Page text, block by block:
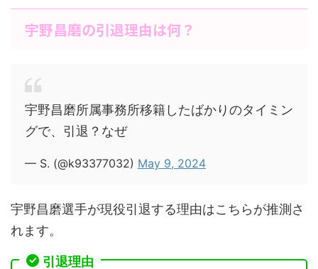
宇野昌磨の引退理由は何？
宇野昌磨所属事務所移籍したばかりのタイミン
グで、引退？なぜ
— S. (@k93377032) May 9, 2024
宇野昌磨選手が現役引退する理由はこちらが推測さ
れます。
引退理由